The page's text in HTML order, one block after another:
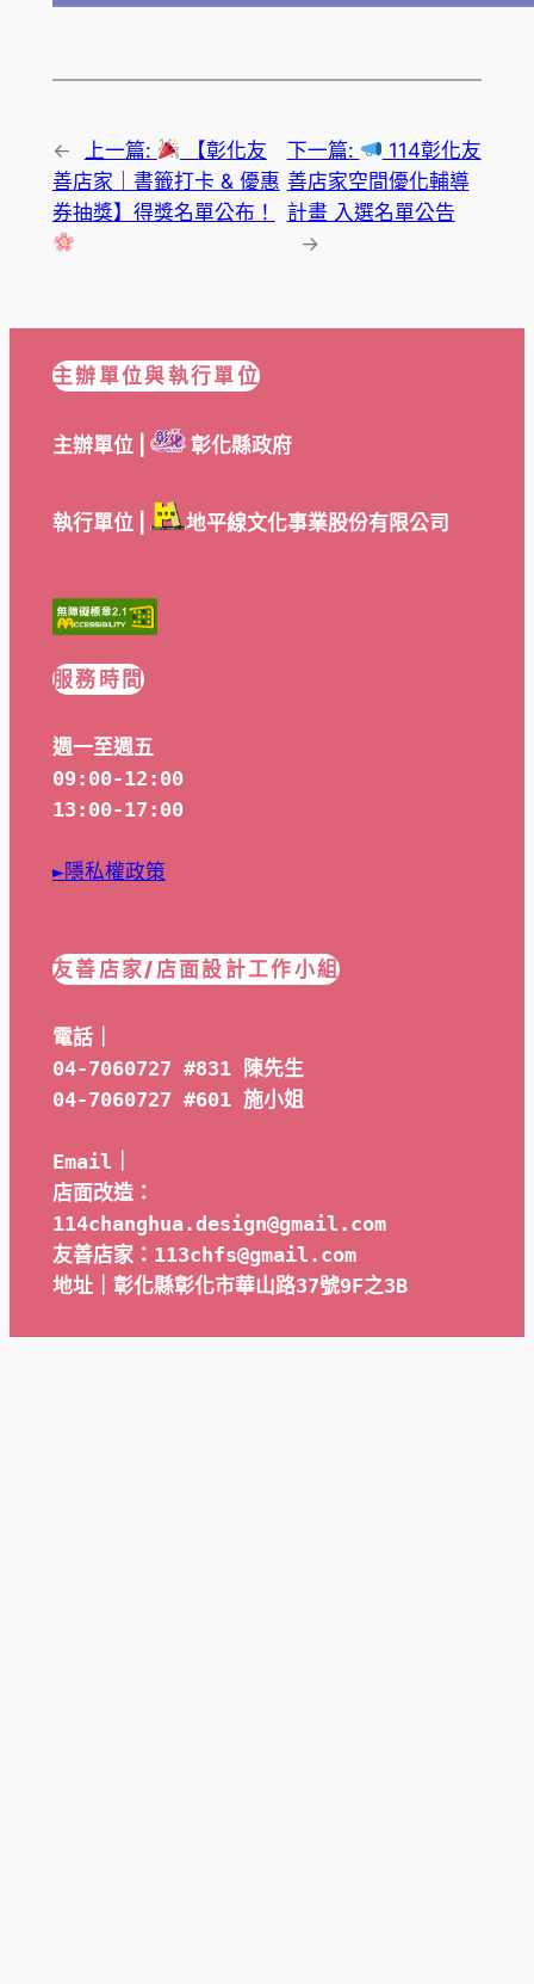
← 上一篇:
【彰化友
善店家｜書籤打卡 & 優惠
券抽獎】得獎名單公布！
下一篇:
114彰化友
善店家空間優化輔導
計畫 入選名單公告
→
主辦單位與執行單位
主辦單位 | 彰化縣政府
執行單位 | 地平線文化事業股份有限公司
服務時間
週一至週五
09:00-12:00
13:00-17:00
►隱私權政策
友善店家/店面設計工作小組
電話｜
04-7060727 #831 陳先生
04-7060727 #601 施小姐
Email｜
店面改造：
114changhua.design@gmail.com
友善店家：113chfs@gmail.com
地址｜彰化縣彰化市華山路37號9F之3B